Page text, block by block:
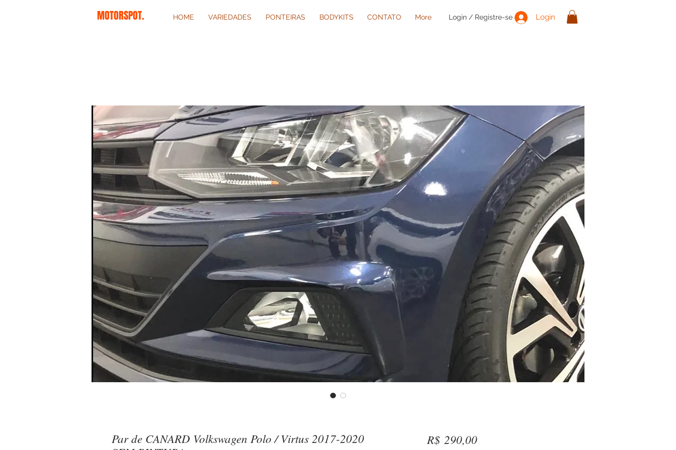
HOME VARIEDADES PONTEIRAS BODYKITS CONTATO More
MOTORSPOT. Login / Registre-se Login
Par de CANARD Volkswagen Polo / Virtus 2017-2020
R$ 290,00Preço